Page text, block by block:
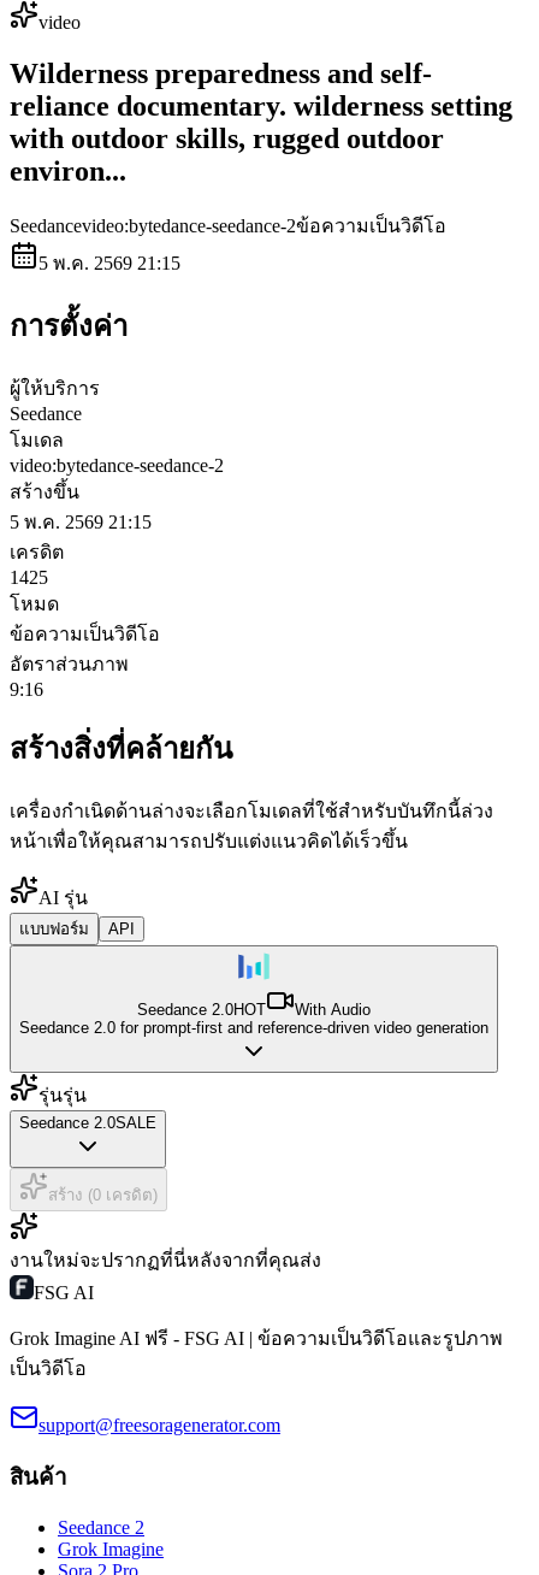
video
Wilderness preparedness and self-
reliance documentary. wilderness setting
with outdoor skills, rugged outdoor
environ...
Seedancevideo:bytedance-seedance-2ข้อความเป็นวิดีโอ
5 พ.ค. 2569 21:15
การตั้งค่า
ผู้ให้บริการ
Seedance
โมเดล
video:bytedance-seedance-2
สร้างขึ้น
5 พ.ค. 2569 21:15
เครดิต
1425
โหมด
ข้อความเป็นวิดีโอ
อัตราส่วนภาพ
9:16
สร้างสิ่งที่คล้ายกัน
เครื่องกำเนิดด้านล่างจะเลือกโมเดลที่ใช้สำหรับบันทึกนี้ล่วง
หน้าเพื่อให้คุณสามารถปรับแต่งแนวคิดได้เร็วขึ้น
AI รุ่น
แบบฟอร์ม API
Seedance 2.0HOT
With Audio
Seedance 2.0 for prompt-first and reference-driven video generation
รุ่นรุ่น
Seedance 2.0SALE
สร้าง (0 เครดิต)
งานใหม่จะปรากฏที่นี่หลังจากที่คุณส่ง
FSG AI
Grok Imagine AI ฟรี - FSG AI | ข้อความเป็นวิดีโอและรูปภาพ
เป็นวิดีโอ
support@freesoragenerator.com
สินค้า
Seedance 2
Grok Imagine
Sora 2 Pro